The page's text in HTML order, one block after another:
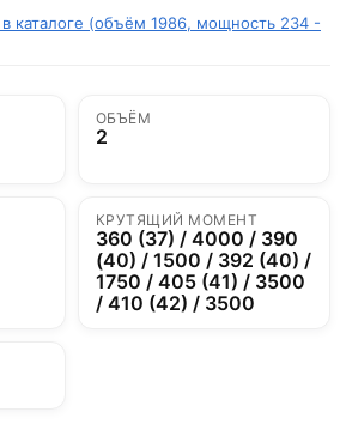
в каталоге (объём 1986, мощность 234 -
ОБЪЁМ
2
КРУТЯЩИЙ МОМЕНТ
360 (37) / 4000 / 390
(40) / 1500 / 392 (40) /
1750 / 405 (41) / 3500
/ 410 (42) / 3500